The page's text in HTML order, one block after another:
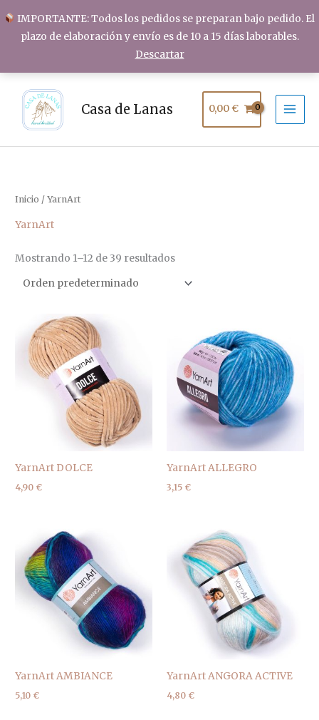
IMPORTANTE: Todos los pedidos se preparan bajo pedido. El
plazo de elaboración y envío es de 10 a 15 días laborables.
Descartar
contenido
Casa de Lanas 0,00€
Inicio / YarnArt
YarnArt
Mostrando 1–12 de 39 resultados
YarnArt DOLCE
4,90 €
YarnArt ALLEGRO
3,15 €
YarnArt AMBIANCE
5,10 €
YarnArt ANGORA ACTIVE
4,80 €